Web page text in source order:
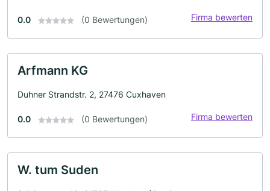
0.0 (0 Bewertungen) Firma bewerten
Arfmann KG
Duhner Strandstr. 2, 27476 Cuxhaven
0.0 (0 Bewertungen) Firma bewerten
W. tum Suden